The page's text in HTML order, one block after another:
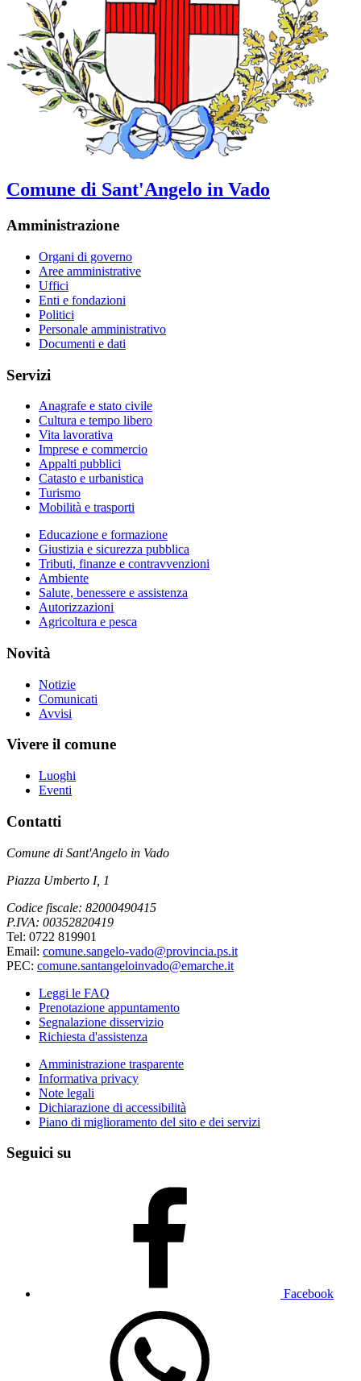
Comune di Sant'Angelo in Vado
Amministrazione
Organi di governo
Aree amministrative
Uffici
Enti e fondazioni
Politici
Personale amministrativo
Documenti e dati
Servizi
Anagrafe e stato civile
Cultura e tempo libero
Vita lavorativa
Imprese e commercio
Appalti pubblici
Catasto e urbanistica
Turismo
Mobilità e trasporti
Educazione e formazione
Giustizia e sicurezza pubblica
Tributi, finanze e contravvenzioni
Ambiente
Salute, benessere e assistenza
Autorizzazioni
Agricoltura e pesca
Novità
Notizie
Comunicati
Avvisi
Vivere il comune
Luoghi
Eventi
Contatti
Comune di Sant'Angelo in Vado
Piazza Umberto I, 1
Codice fiscale: 82000490415
P.IVA: 00352820419
Tel: 0722 819901
Email: comune.sangelo-vado@provincia.ps.it
PEC: comune.santangeloinvado@emarche.it
Leggi le FAQ
Prenotazione appuntamento
Segnalazione disservizio
Richiesta d'assistenza
Amministrazione trasparente
Informativa privacy
Note legali
Dichiarazione di accessibilità
Piano di miglioramento del sito e dei servizi
Seguici su
Facebook